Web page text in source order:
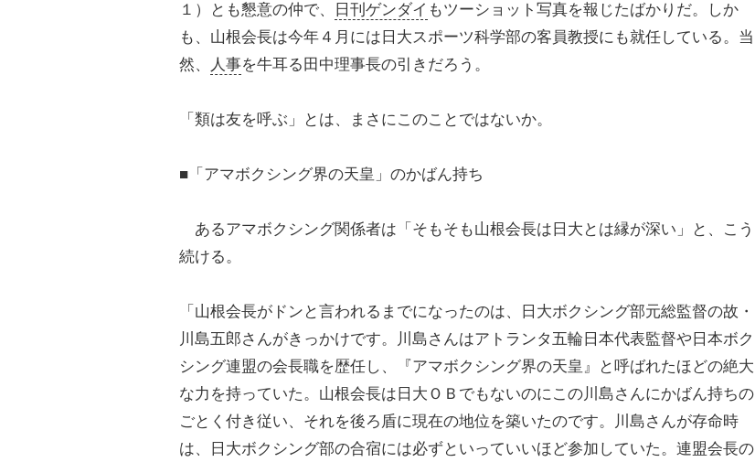
１）とも懇意の仲で、
日刊ゲンダイ もツーショット写真を報じたばかりだ。しか
も、山根会長は今年４月には日大スポーツ科学部の客員教授にも就任している。当
然、
人事を牛耳る田中理事長の引きだろう。
「類は友を呼ぶ」とは、まさにこのことではないか。
■「アマボクシング界の天皇」のかばん持ち
あるアマボクシング関係者は「そもそも山根会長は日大とは縁が深い」と、こう
続ける。
「山根会長がドンと言われるまでになったのは、日大ボクシング部元総監督の故・
川島五郎さんがきっかけです。川島さんはアトランタ五輪日本代表監督や日本ボク
シング連盟の会長職を歴任し、『アマボクシング界の天皇』と呼ばれたほどの絶大
な力を持っていた。山根会長は日大ＯＢでもないのにこの川島さんにかばん持ちの
ごとく付き従い、それを後ろ盾に現在の地位を築いたのです。川島さんが存命時
は、日大ボクシング部の合宿には必ずといっていいほど参加していた。連盟会長の